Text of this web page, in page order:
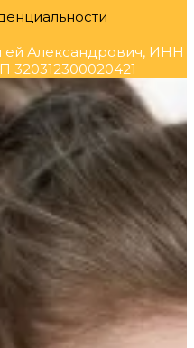
Александрович, ИНН
320312300020421